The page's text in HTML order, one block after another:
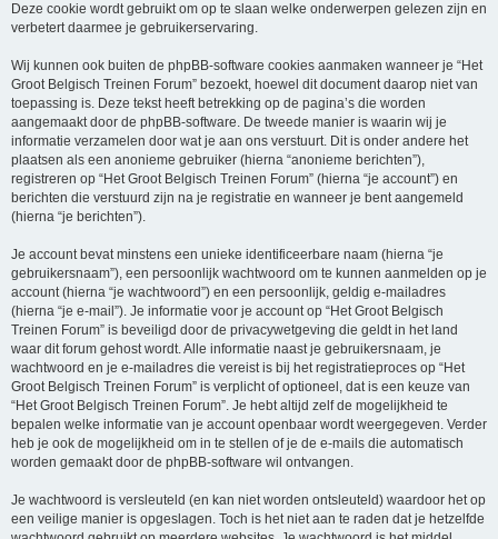
Deze cookie wordt gebruikt om op te slaan welke onderwerpen gelezen zijn en
verbetert daarmee je gebruikerservaring.
Wij kunnen ook buiten de phpBB-software cookies aanmaken wanneer je “Het
Groot Belgisch Treinen Forum” bezoekt, hoewel dit document daarop niet van
toepassing is. Deze tekst heeft betrekking op de pagina’s die worden
aangemaakt door de phpBB-software. De tweede manier is waarin wij je
informatie verzamelen door wat je aan ons verstuurt. Dit is onder andere het
plaatsen als een anonieme gebruiker (hierna “anonieme berichten”),
registreren op “Het Groot Belgisch Treinen Forum” (hierna “je account”) en
berichten die verstuurd zijn na je registratie en wanneer je bent aangemeld
(hierna “je berichten”).
Je account bevat minstens een unieke identificeerbare naam (hierna “je
gebruikersnaam”), een persoonlijk wachtwoord om te kunnen aanmelden op je
account (hierna “je wachtwoord”) en een persoonlijk, geldig e-mailadres
(hierna “je e-mail”). Je informatie voor je account op “Het Groot Belgisch
Treinen Forum” is beveiligd door de privacywetgeving die geldt in het land
waar dit forum gehost wordt. Alle informatie naast je gebruikersnaam, je
wachtwoord en je e-mailadres die vereist is bij het registratieproces op “Het
Groot Belgisch Treinen Forum” is verplicht of optioneel, dat is een keuze van
“Het Groot Belgisch Treinen Forum”. Je hebt altijd zelf de mogelijkheid te
bepalen welke informatie van je account openbaar wordt weergegeven. Verder
heb je ook de mogelijkheid om in te stellen of je de e-mails die automatisch
worden gemaakt door de phpBB-software wil ontvangen.
Je wachtwoord is versleuteld (en kan niet worden ontsleuteld) waardoor het op
een veilige manier is opgeslagen. Toch is het niet aan te raden dat je hetzelfde